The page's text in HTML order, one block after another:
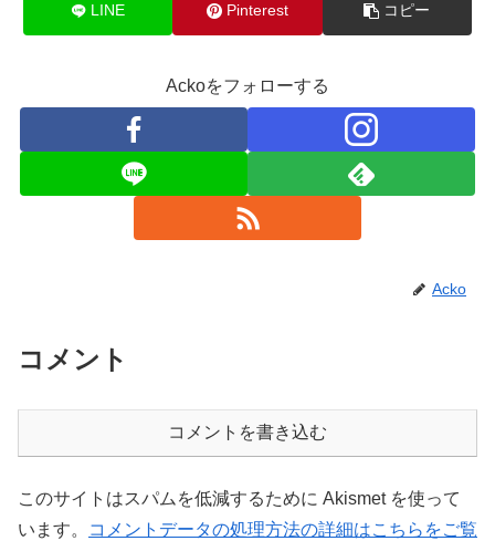
LINE Pinterest コピー
Ackoをフォローする
Acko
コメント
コメントを書き込む
このサイトはスパムを低減するために Akismet を使って
います。
コメントデータの処理方法の詳細はこちらをご覧